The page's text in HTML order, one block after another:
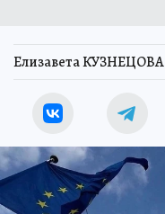
Елизавета КУЗНЕЦОВА